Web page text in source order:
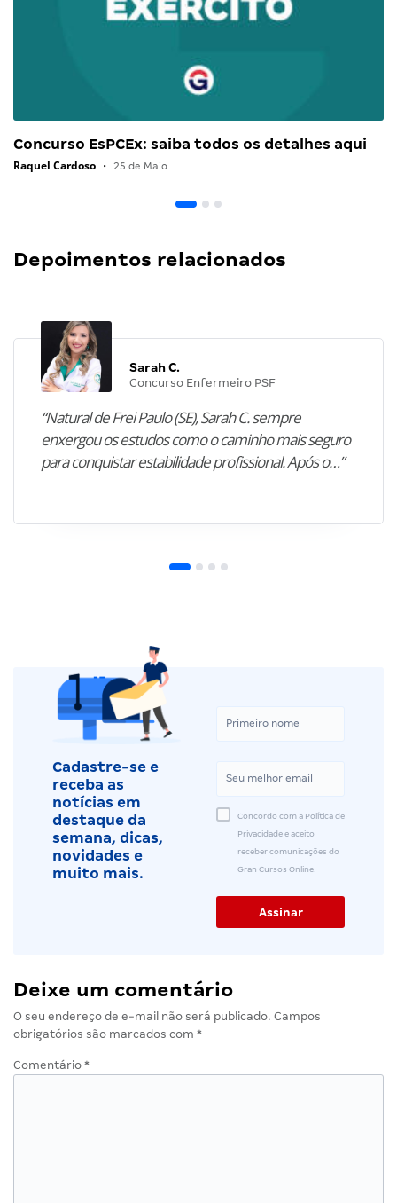
Concurso EsPCEx: saiba todos os detalhes aqui
Raquel Cardoso • 25 de Maio
Depoimentos relacionados
Sarah C.
Concurso Enfermeiro PSF
“Natural de Frei Paulo (SE), Sarah C. sempre
enxergou os estudos como o caminho mais seguro
para conquistar estabilidade profissional. Após o…”
Cadastre-se e
receba as
notícias em
destaque da
semana, dicas,
novidades e
muito mais.
Concordo com a Política de
Privacidade e aceito
receber comunicações do
Gran Cursos Online.
Deixe um comentário
O seu endereço de e-mail não será publicado. Campos
obrigatórios são marcados com *
Comentário *